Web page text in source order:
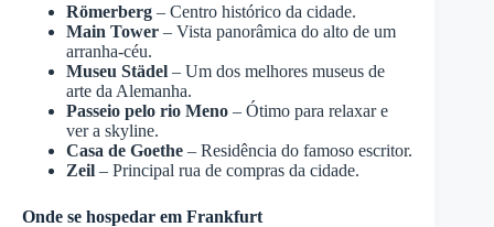
Römerberg – Centro histórico da cidade.
Main Tower – Vista panorâmica do alto de um
arranha-céu.
Museu Städel – Um dos melhores museus de
arte da Alemanha.
Passeio pelo rio Meno – Ótimo para relaxar e
ver a skyline.
Casa de Goethe – Residência do famoso escritor.
Zeil – Principal rua de compras da cidade.
Onde se hospedar em Frankfurt